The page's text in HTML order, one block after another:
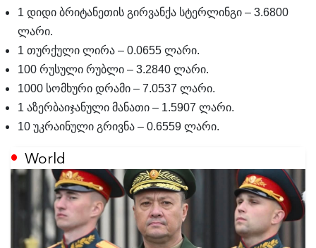
1 დიდი ბრიტანეთის გირვანქა სტერლინგი – 3.6800
ლარი.
1 თურქული ლირა – 0.0655 ლარი.
100 რუსული რუბლი – 3.2840 ლარი.
1000 სომხური დრამი – 7.0537 ლარი.
1 აზერბაიჯანული მანათი – 1.5907 ლარი.
10 უკრაინული გრივნა – 0.6559 ლარი.
World